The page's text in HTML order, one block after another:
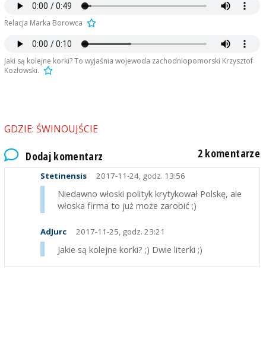
Relacja Marka Borowca
Jaki są kolejne korki? To wyjaśnia wojewoda zachodniopomorski Krzysztof
Kozłowski.
GDZIE: ŚWINOUJŚCIE
Dodaj komentarz 2 komentarze
Stetinensis 2017-11-24, godz. 13:56
Niedawno włoski polityk krytykował Polskę, ale
włoska firma to już może zarobić ;)
AdJurc 2017-11-25, godz. 23:21
Jakie są kolejne korki? ;) Dwie literki ;)